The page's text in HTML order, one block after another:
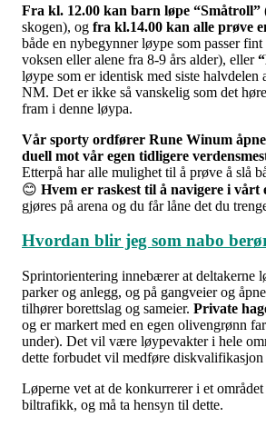
Fra kl. 12.00 kan barn løpe “Småtroll”
skogen), og fra kl.14.00 kan alle prøve
både en nybegynner løype som passer
voksen eller alene fra 8-9 års alder), eller
løype som er identisk med siste halvdelen
NM. Det er ikke så vanskelig som det
fram i denne løypa.
Vår sporty ordfører Rune Winum
duell mot vår egen tidligere
Etterpå har alle mulighet til å prøve å slå
😊 Hvem er raskest til å navigere i vårt
gjøres på arena og du får låne det du
Hvordan blir jeg som nabo
Sprintorientering innebærer at deltakerne
parker og anlegg, og på gangveier og
tilhører borettslag og sameier. Private
og er markert med en egen olivengrønn
under). Det vil være løypevakter i hele
dette forbudet vil medføre diskvalifikasjon
Løperne vet at de konkurrerer i et
biltrafikk, og må ta hensyn til dette.